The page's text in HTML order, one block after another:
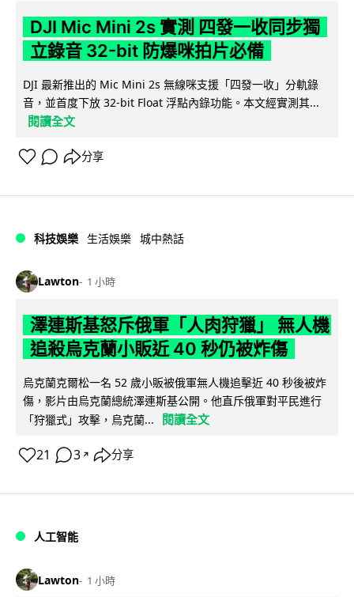
DJI Mic Mini 2s 實測 四發一收同步獨
立錄音 32-bit 防爆咪拍片必備
DJI 最新推出的 Mic Mini 2s 無線咪支援「四發一收」分軌錄
音，並首度下放 32-bit Float 浮點內錄功能。本文經實測其...
閱讀全文
分享
科技娛樂 生活娛樂 城中熱話
Lawton 1 小時
澤連斯基怒斥俄軍「人肉狩獵」 無人機
追殺烏克蘭小販近 40 秒仍被炸傷
烏克蘭克爾松一名 52 歲小販被俄軍無人機追擊近 40 秒後被炸
傷，影片由烏克蘭總統澤連斯基公開。他直斥俄軍對平民進行
「狩獵式」攻擊，烏克蘭...
閱讀全文
21 3 ↗ 分享
人工智能
Lawton 1 小時